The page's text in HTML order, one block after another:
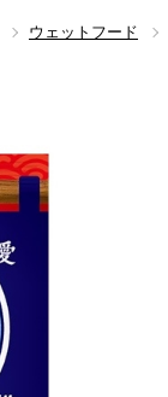
ウェットフード